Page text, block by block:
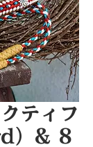
ティフ
）& 8